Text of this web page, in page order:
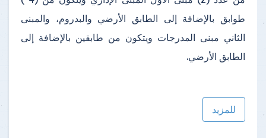
طوابق بالإضافة إلى الطابق الأرضي والبدروم، والمبنى
الثاني مبنى المدرجات ويتكون من طابقين بالإضافة إلى
الطابق الأرضي.
للمزيد